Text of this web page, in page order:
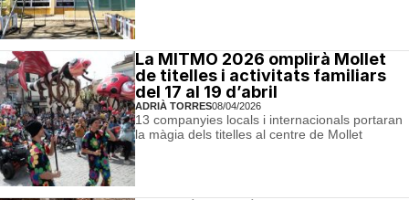
La MITMO 2026 omplirà Mollet
de titelles i activitats familiars
del 17 al 19 d’abril
ADRIÀ TORRES08/04/2026
13 companyies locals i internacionals portaran
la màgia dels titelles al centre de Mollet